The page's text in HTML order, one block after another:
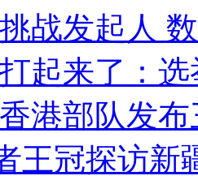
战发起人
起来了：
港部队发
王冠探访新